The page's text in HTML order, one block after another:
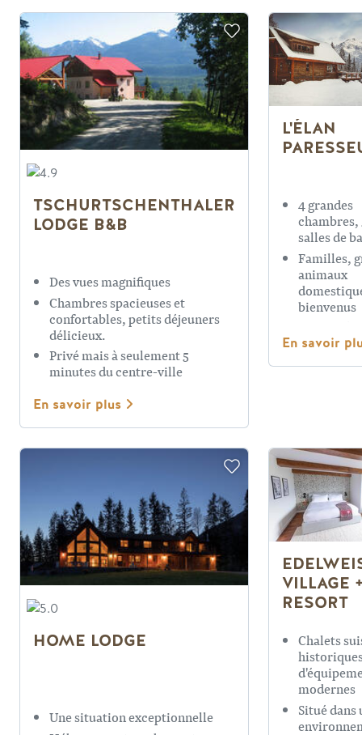
TSCHURTSCHENTHALER
LODGE B&B
Des vues magnifiques
Chambres spacieuses et
confortables, petits déjeuners
délicieux.
Privé mais à seulement 5
minutes du centre-ville
En savoir plus
L'ÉLAN
4 grandes
chambres,
salles de
Familles,
animaux
bienvenus
les
En savoir
HOME LODGE
Une situation exceptionnelle
VILLAGE
RESORT
Chalets
modernes
Situé dans